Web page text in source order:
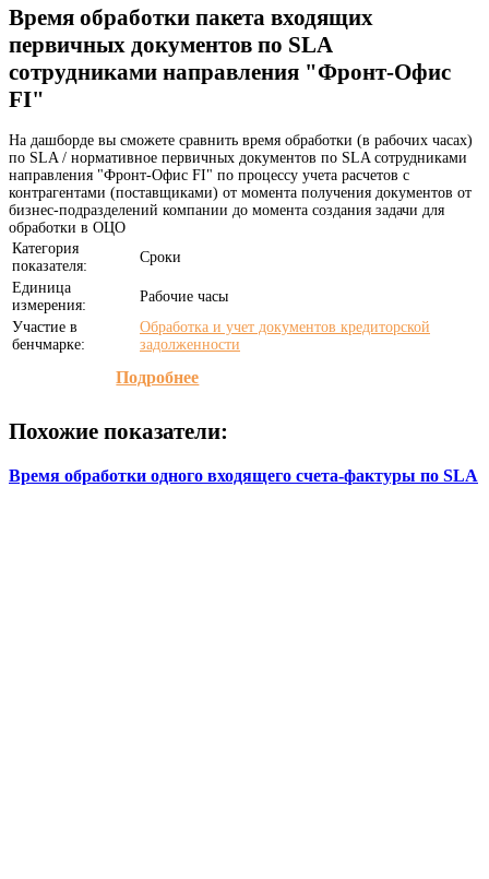
Время обработки пакета входящих
первичных документов по SLA
сотрудниками направления "Фронт-Офис
FI"
На дашборде вы сможете сравнить время обработки (в рабочих часах)
по SLA / нормативное первичных документов по SLA сотрудниками
направления "Фронт-Офис FI" по процессу учета расчетов с
контрагентами (поставщиками) от момента получения документов от
бизнес-подразделений компании до момента создания задачи для
обработки в ОЦО
Категория
показателя:
Сроки
Единица
измерения:
Рабочие часы
Участие в
бенчмарке:
Обработка и учет документов кредиторской
задолженности
Подробнее
Похожие показатели:
Время обработки одного входящего счета-фактуры по SLA